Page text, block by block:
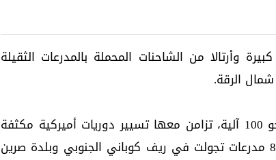
وأرتالا من الشاحنات المحملة بالمدرعات الثقيلة
الرقة.
وأوضحت المصادر ذاتها أن القافلة ضمت نحو 100 آلية، تزامن معها تسيير دوريات أميركية مكثفة
في المنطقة ، ودورية عسكرية مؤلفة من 8 مدرعات تجولت في ريف كوباني الجنوبي وبلدة صرين